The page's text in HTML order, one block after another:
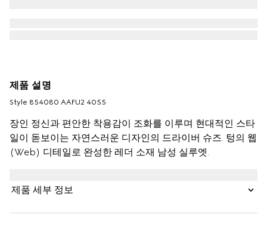
제품 설명
Style ‎854080 AAFU2 4055
장인 정신과 편안한 착용감이 조화를 이루며 현대적인 스타
일이 돋보이는 자연스러운 디자인의 드라이버 슈즈. 텅의 웹
(Web) 디테일로 완성한 레더 소재 남성 실루엣.
제품 세부 정보